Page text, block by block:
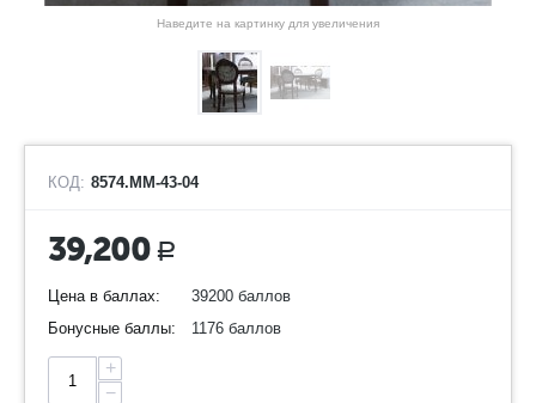
Наведите на картинку для увеличения
КОД: 8574.ММ-43-04
39,200 Р
Цена в баллах:
39200 баллов
Бонусные баллы:
1176 баллов
+
−